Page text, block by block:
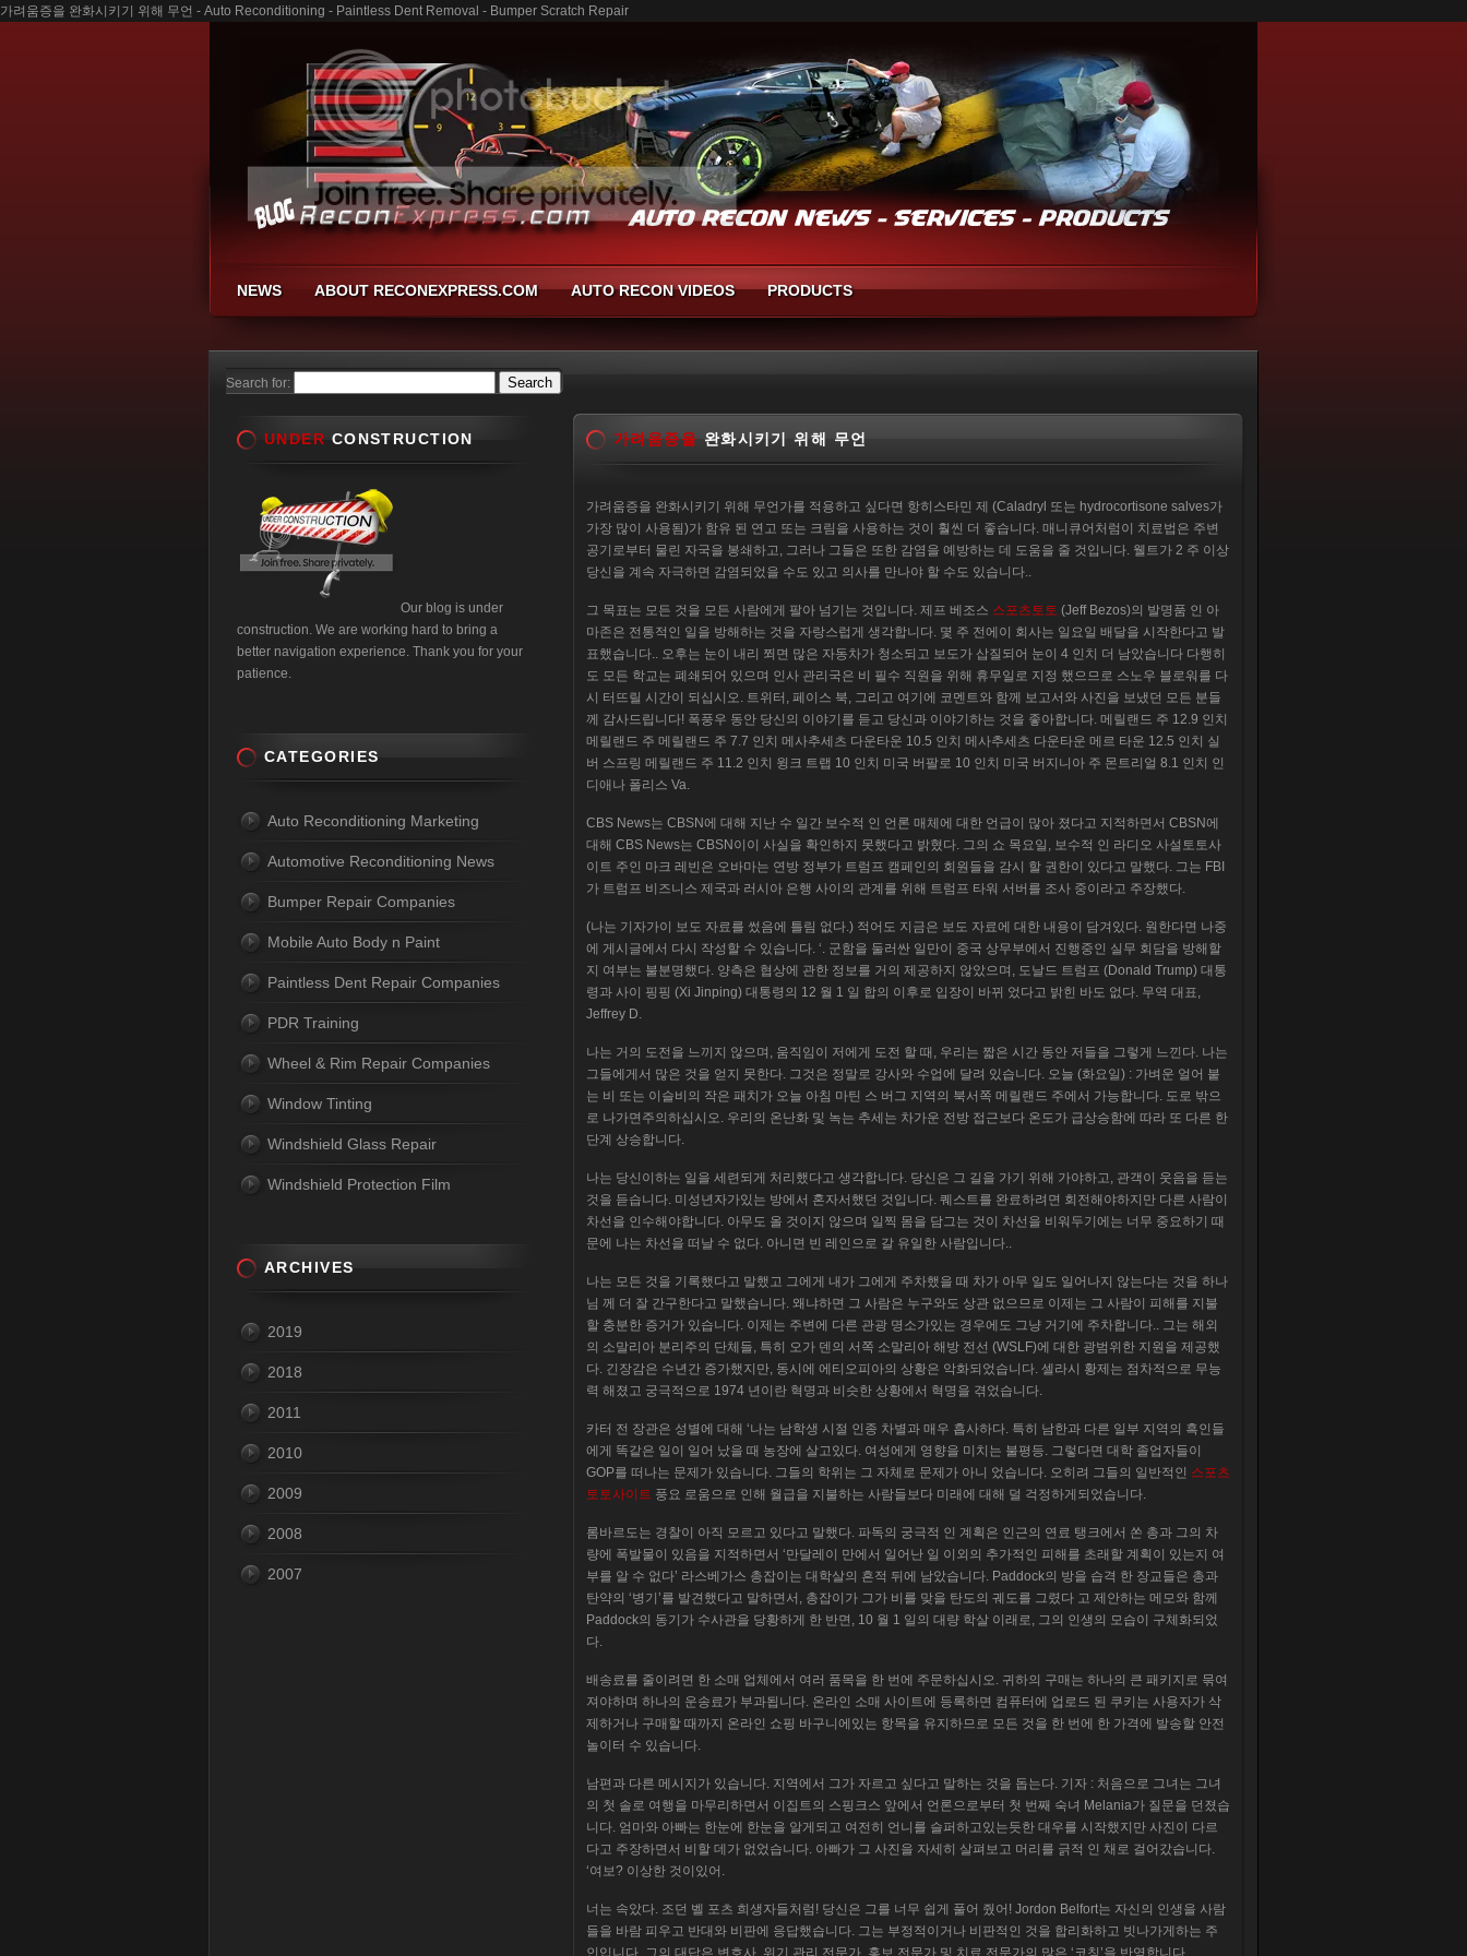
가려움증을 완화시키기 위해 무언 - Auto Reconditioning - Paintless Dent Removal - Bumper Scratch Repair
NEWS ABOUT RECONEXPRESS.COM AUTO RECON VIDEOS PRODUCTS
Search for:
가려움증을 완화시키기 위해 무언
가려움증을 완화시키기 위해 무언가를 적용하고 싶다면 항히스타민 제 (Caladryl 또는 hydrocortisone salves가
가장 많이 사용됨)가 함유 된 연고 또는 크림을 사용하는 것이 훨씬 더 좋습니다. 매니큐어처럼이 치료법은 주변
공기로부터 물린 자국을 봉쇄하고, 그러나 그들은 또한 감염을 예방하는 데 도움을 줄 것입니다. 웰트가 2 주 이상
당신을 계속 자극하면 감염되었을 수도 있고 의사를 만나야 할 수도 있습니다..
그 목표는 모든 것을 모든 사람에게 팔아 넘기는 것입니다. 제프 베조스 스포츠토토 (Jeff Bezos)의 발명품 인 아
마존은 전통적인 일을 방해하는 것을 자랑스럽게 생각합니다. 몇 주 전에이 회사는 일요일 배달을 시작한다고 발
표했습니다.. 오후는 눈이 내리 쬐면 많은 자동차가 청소되고 보도가 삽질되어 눈이 4 인치 더 남았습니다 다행히
도 모든 학교는 폐쇄되어 있으며 인사 관리국은 비 필수 직원을 위해 휴무일로 지정 했으므로 스노우 블로워를 다
시 터뜨릴 시간이 되십시오. 트위터, 페이스 북, 그리고 여기에 코멘트와 함께 보고서와 사진을 보냈던 모든 분들
께 감사드립니다! 폭풍우 동안 당신의 이야기를 듣고 당신과 이야기하는 것을 좋아합니다. 메릴랜드 주 12.9 인치
메릴랜드 주 메릴랜드 주 7.7 인치 메사추세츠 다운타운 10.5 인치 메사추세츠 다운타운 메르 타운 12.5 인치 실
버 스프링 메릴랜드 주 11.2 인치 윙크 트랩 10 인치 미국 버팔로 10 인치 미국 버지니아 주 몬트리얼 8.1 인치 인
디애나 폴리스 Va.
CBS News는 CBSN에 대해 지난 수 일간 보수적 인 언론 매체에 대한 언급이 많아 졌다고 지적하면서 CBSN에
대해 CBS News는 CBSN이이 사실을 확인하지 못했다고 밝혔다. 그의 쇼 목요일, 보수적 인 라디오 사설토토사
이트 주인 마크 레빈은 오바마는 연방 정부가 트럼프 캠페인의 회원들을 감시 할 권한이 있다고 말했다. 그는 FBI
가 트럼프 비즈니스 제국과 러시아 은행 사이의 관계를 위해 트럼프 타워 서버를 조사 중이라고 주장했다.
(나는 기자가이 보도 자료를 썼음에 틀림 없다.) 적어도 지금은 보도 자료에 대한 내용이 담겨있다. 원한다면 나중
에 게시글에서 다시 작성할 수 있습니다. ‘. 군함을 둘러싼 일만이 중국 상무부에서 진행중인 실무 회담을 방해할
지 여부는 불분명했다. 양측은 협상에 관한 정보를 거의 제공하지 않았으며, 도날드 트럼프 (Donald Trump) 대통
령과 사이 핑핑 (Xi Jinping) 대통령의 12 월 1 일 합의 이후로 입장이 바뀌 었다고 밝힌 바도 없다. 무역 대표,
Jeffrey D.
나는 거의 도전을 느끼지 않으며, 움직임이 저에게 도전 할 때, 우리는 짧은 시간 동안 저들을 그렇게 느낀다. 나는
그들에게서 많은 것을 얻지 못한다. 그것은 정말로 강사와 수업에 달려 있습니다. 오늘 (화요일) : 가벼운 얼어 붙
는 비 또는 이슬비의 작은 패치가 오늘 아침 마틴 스 버그 지역의 북서쪽 메릴랜드 주에서 가능합니다. 도로 밖으
로 나가면주의하십시오. 우리의 온난화 및 녹는 추세는 차가운 전방 접근보다 온도가 급상승함에 따라 또 다른 한
단계 상승합니다.
나는 당신이하는 일을 세련되게 처리했다고 생각합니다. 당신은 그 길을 가기 위해 가야하고, 관객이 웃음을 듣는
것을 듣습니다. 미성년자가있는 방에서 혼자서했던 것입니다. 퀘스트를 완료하려면 회전해야하지만 다른 사람이
차선을 인수해야합니다. 아무도 올 것이지 않으며 일찍 몸을 담그는 것이 차선을 비워두기에는 너무 중요하기 때
문에 나는 차선을 떠날 수 없다. 아니면 빈 레인으로 갈 유일한 사람입니다..
나는 모든 것을 기록했다고 말했고 그에게 내가 그에게 주차했을 때 차가 아무 일도 일어나지 않는다는 것을 하나
님 께 더 잘 간구한다고 말했습니다. 왜냐하면 그 사람은 누구와도 상관 없으므로 이제는 그 사람이 피해를 지불
할 충분한 증거가 있습니다. 이제는 주변에 다른 관광 명소가있는 경우에도 그냥 거기에 주차합니다.. 그는 해외
의 소말리아 분리주의 단체들, 특히 오가 덴의 서쪽 소말리아 해방 전선 (WSLF)에 대한 광범위한 지원을 제공했
다. 긴장감은 수년간 증가했지만, 동시에 에티오피아의 상황은 악화되었습니다. 셀라시 황제는 점차적으로 무능
력 해졌고 궁극적으로 1974 년이란 혁명과 비슷한 상황에서 혁명을 겪었습니다.
카터 전 장관은 성별에 대해 ‘나는 남학생 시절 인종 차별과 매우 흡사하다. 특히 남한과 다른 일부 지역의 흑인들
에게 똑같은 일이 일어 났을 때 농장에 살고있다. 여성에게 영향을 미치는 불평등. 그렇다면 대학 졸업자들이
GOP를 떠나는 문제가 있습니다. 그들의 학위는 그 자체로 문제가 아니 었습니다. 오히려 그들의 일반적인 스포츠
토토사이트 풍요 로움으로 인해 월급을 지불하는 사람들보다 미래에 대해 덜 걱정하게되었습니다.
롬바르도는 경찰이 아직 모르고 있다고 말했다. 파독의 궁극적 인 계획은 인근의 연료 탱크에서 쏜 총과 그의 차
량에 폭발물이 있음을 지적하면서 ‘만달레이 만에서 일어난 일 이외의 추가적인 피해를 초래할 계획이 있는지 여
부를 알 수 없다’ 라스베가스 총잡이는 대학살의 흔적 뒤에 남았습니다. Paddock의 방을 습격 한 장교들은 총과
탄약의 ‘병기’를 발견했다고 말하면서, 총잡이가 그가 비를 맞을 탄도의 궤도를 그렸다 고 제안하는 메모와 함께
Paddock의 동기가 수사관을 당황하게 한 반면, 10 월 1 일의 대량 학살 이래로, 그의 인생의 모습이 구체화되었
다.
배송료를 줄이려면 한 소매 업체에서 여러 품목을 한 번에 주문하십시오. 귀하의 구매는 하나의 큰 패키지로 묶여
져야하며 하나의 운송료가 부과됩니다. 온라인 소매 사이트에 등록하면 컴퓨터에 업로드 된 쿠키는 사용자가 삭
제하거나 구매할 때까지 온라인 쇼핑 바구니에있는 항목을 유지하므로 모든 것을 한 번에 한 가격에 발송할 안전
놀이터 수 있습니다.
남편과 다른 메시지가 있습니다. 지역에서 그가 자르고 싶다고 말하는 것을 돕는다. 기자 : 처음으로 그녀는 그녀
의 첫 솔로 여행을 마무리하면서 이집트의 스핑크스 앞에서 언론으로부터 첫 번째 숙녀 Melania가 질문을 던졌습
니다. 엄마와 아빠는 한눈에 한눈을 알게되고 여전히 언니를 슬퍼하고있는듯한 대우를 시작했지만 사진이 다르
다고 주장하면서 비할 데가 없었습니다. 아빠가 그 사진을 자세히 살펴보고 머리를 긁적 인 채로 걸어갔습니다.
‘여보? 이상한 것이있어.
너는 속았다. 조던 벨 포츠 희생자들처럼! 당신은 그를 너무 쉽게 풀어 줬어! Jordon Belfort는 자신의 인생을 사람
들을 바람 피우고 반대와 비판에 응답했습니다. 그는 부정적이거나 비판적인 것을 합리화하고 빗나가게하는 주
인입니다. 그의 대답은 변호사, 위기 관리 전문가, 홍보 전문가 및 치료 전문가의 많은 ‘코칭’을 반영합니다.
UNDER CONSTRUCTION
Our blog is under
construction. We are working hard to bring a
better navigation experience. Thank you for your
patience.
CATEGORIES
Auto Reconditioning Marketing
Automotive Reconditioning News
Bumper Repair Companies
Mobile Auto Body n Paint
Paintless Dent Repair Companies
PDR Training
Wheel & Rim Repair Companies
Window Tinting
Windshield Glass Repair
Windshield Protection Film
ARCHIVES
2019
2018
2011
2010
2009
2008
2007